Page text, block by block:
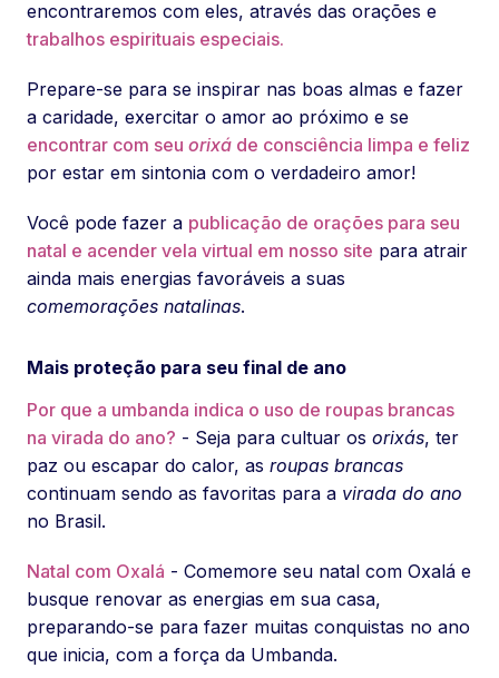
encontraremos com eles, através das orações e
trabalhos espirituais especiais.
Prepare-se para se inspirar nas boas almas e fazer
a caridade, exercitar o amor ao próximo e se
encontrar com seu orixá de consciência limpa e feliz
por estar em sintonia com o verdadeiro amor!
Você pode fazer a publicação de orações para seu
natal e acender vela virtual em nosso site para atrair
ainda mais energias favoráveis a suas
comemorações natalinas.
Mais proteção para seu final de ano
Por que a umbanda indica o uso de roupas brancas
na virada do ano? - Seja para cultuar os orixás, ter
paz ou escapar do calor, as roupas brancas
continuam sendo as favoritas para a virada do ano
no Brasil.
Natal com Oxalá - Comemore seu natal com Oxalá e
busque renovar as energias em sua casa,
preparando-se para fazer muitas conquistas no ano
que inicia, com a força da Umbanda.